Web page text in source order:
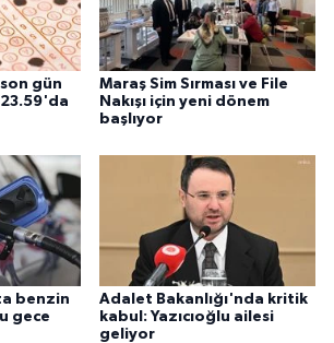
gün
23.59'da
Maraş Sim Sırması ve File
Nakışı için yeni dönem
başlıyor
benzin
gece
Adalet Bakanlığı'nda kritik
kabul: Yazıcıoğlu ailesi
geliyor